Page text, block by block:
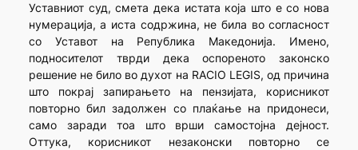
Уставниот суд, смета дека истата која што е со нова
нумерација, а иста содржина, не била во согласност
со Уставот на Република Македонија. Имено,
подносителот тврди дека оспореното законско
решение не било во духот на RACIO LEGIS, од причина
што покрај запирањето на пензијата, корисникот
повторно бил задолжен со плаќање на придонеси,
само заради тоа што врши самостојна дејност.
Оттука, корисникот незаконски повторно се